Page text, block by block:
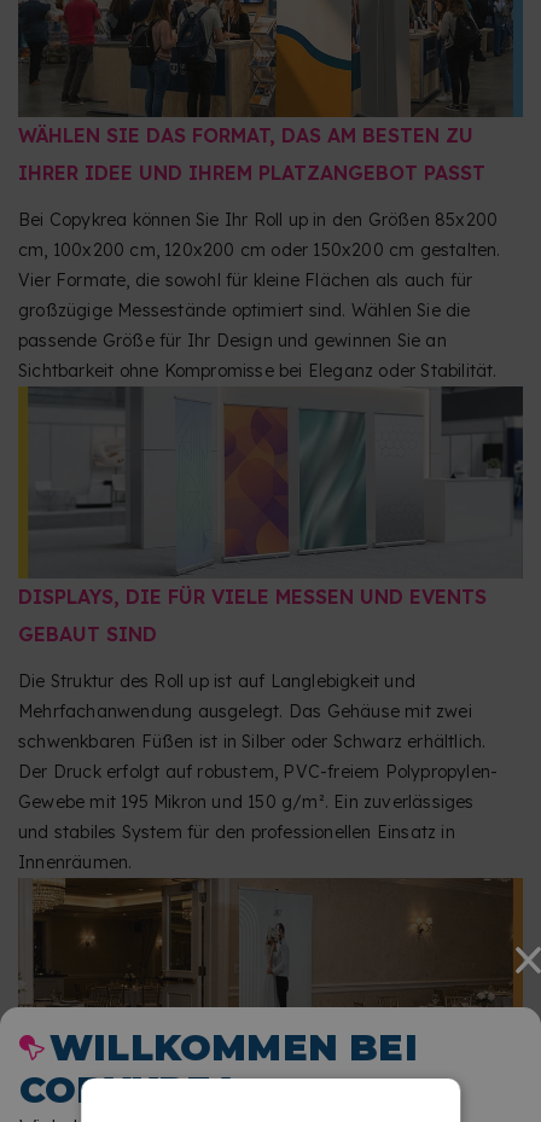
WILLKOMMEN BEI
COPYKREA
WÄHLEN SIE DAS FORMAT, DAS AM BESTEN ZU
IHRER IDEE UND IHREM PLATZANGEBOT PASST
Bei Copykrea können Sie Ihr Roll up in den Größen 85x200
cm, 100x200 cm, 120x200 cm oder 150x200 cm gestalten.
Vier Formate, die sowohl für kleine Flächen als auch für
großzügige Messestände optimiert sind. Wählen Sie die
passende Größe für Ihr Design und gewinnen Sie an
Sichtbarkeit ohne Kompromisse bei Eleganz oder Stabilität.
DISPLAYS, DIE FÜR VIELE MESSEN UND EVENTS
GEBAUT SIND
Die Struktur des Roll up ist auf Langlebigkeit und
Mehrfachanwendung ausgelegt. Das Gehäuse mit zwei
schwenkbaren Füßen ist in Silber oder Schwarz erhältlich.
Der Druck erfolgt auf robustem, PVC-freiem Polypropylen-
Gewebe mit 195 Mikron und 150 g/m². Ein zuverlässiges
und stabiles System für den professionellen Einsatz in
Innenräumen.
HABEN SIE FRAGEN ZUM